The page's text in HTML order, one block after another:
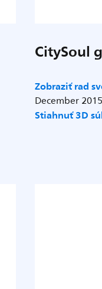
CitySoul
Zobraziť rad
December 2015
Stiahnuť 3D